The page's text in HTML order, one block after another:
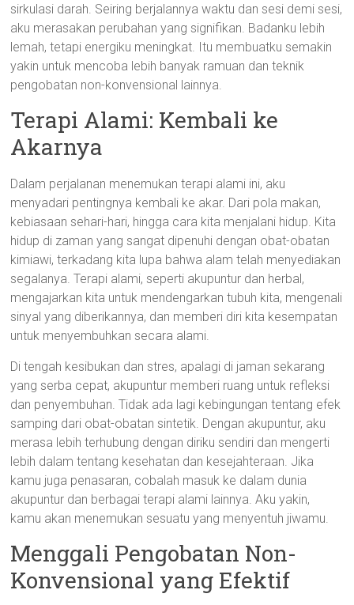
sirkulasi darah. Seiring berjalannya waktu dan sesi demi sesi,
aku merasakan perubahan yang signifikan. Badanku lebih
lemah, tetapi energiku meningkat. Itu membuatku semakin
yakin untuk mencoba lebih banyak ramuan dan teknik
pengobatan non-konvensional lainnya.
Terapi Alami: Kembali ke
Akarnya
Dalam perjalanan menemukan terapi alami ini, aku
menyadari pentingnya kembali ke akar. Dari pola makan,
kebiasaan sehari-hari, hingga cara kita menjalani hidup. Kita
hidup di zaman yang sangat dipenuhi dengan obat-obatan
kimiawi, terkadang kita lupa bahwa alam telah menyediakan
segalanya. Terapi alami, seperti akupuntur dan herbal,
mengajarkan kita untuk mendengarkan tubuh kita, mengenali
sinyal yang diberikannya, dan memberi diri kita kesempatan
untuk menyembuhkan secara alami.
Di tengah kesibukan dan stres, apalagi di jaman sekarang
yang serba cepat, akupuntur memberi ruang untuk refleksi
dan penyembuhan. Tidak ada lagi kebingungan tentang efek
samping dari obat-obatan sintetik. Dengan akupuntur, aku
merasa lebih terhubung dengan diriku sendiri dan mengerti
lebih dalam tentang kesehatan dan kesejahteraan. Jika
kamu juga penasaran, cobalah masuk ke dalam dunia
akupuntur dan berbagai terapi alami lainnya. Aku yakin,
kamu akan menemukan sesuatu yang menyentuh jiwamu.
Menggali Pengobatan Non-
Konvensional yang Efektif